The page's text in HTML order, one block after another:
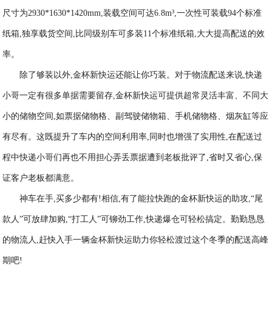
尺寸为2930*1630*1420mm,装载空间可达6.8m³,一次性可装载94个标准
纸箱,独享载货空间,比同级别车可多装11个标准纸箱,大大提高配送的效
率。
除了够装以外,金杯新快运还能让你巧装。对于物流配送来说,快递
小哥一定有很多单据需要留存,金杯新快运可提供超常灵活丰富、不同大
小的储物空间,如票据储物格、副驾驶储物箱、手机储物格、烟灰缸等应
有尽有。这既提升了车内的空间利用率,同时也增强了实用性,在配送过
程中快递小哥们再也不用担心弄丢票据遭到老板批评了,省时又省心,保
证客户老板都满意。
神车在手,买多少都有!相信,有了能拉快跑的金杯新快运的助攻,“尾
款人”可放肆加购,“打工人”可铆劲工作,快递爆仓可轻松搞定。勤勤恳恳
的物流人,赶快入手一辆金杯新快运助力你轻松渡过这个冬季的配送高峰
期吧!